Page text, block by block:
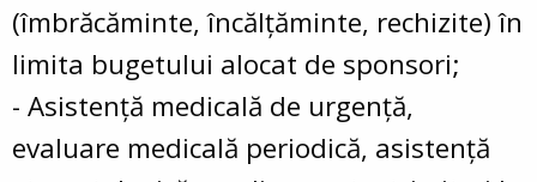
(îmbrăcăminte, încălțăminte, rechizite) în
limita bugetului alocat de sponsori;
- Asistență medicală de urgență,
evaluare medicală periodică, asistență